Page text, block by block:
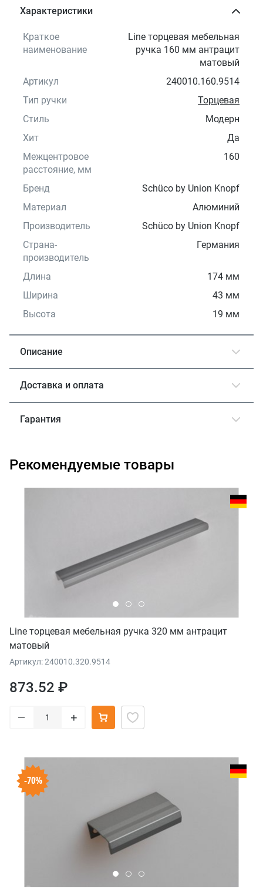
Характеристики
Краткое
наименование
Line торцевая мебельная
ручка 160 мм антрацит
матовый
Артикул
240010.160.9514
Тип ручки
Торцевая
Стиль
Модерн
Хит
Да
Межцентровое
расстояние, мм
160
Бренд
Schüco by Union Knopf
Материал
Алюминий
Производитель
Schüco by Union Knopf
Страна-
производитель
Германия
Длина
174 мм
Ширина
43 мм
Высота
19 мм
Описание
Доставка и оплата
Гарантия
Рекомендуемые товары
Line торцевая мебельная ручка 320 мм антрацит
матовый
Артикул: 240010.320.9514
873.52 ₽
– +
-70%